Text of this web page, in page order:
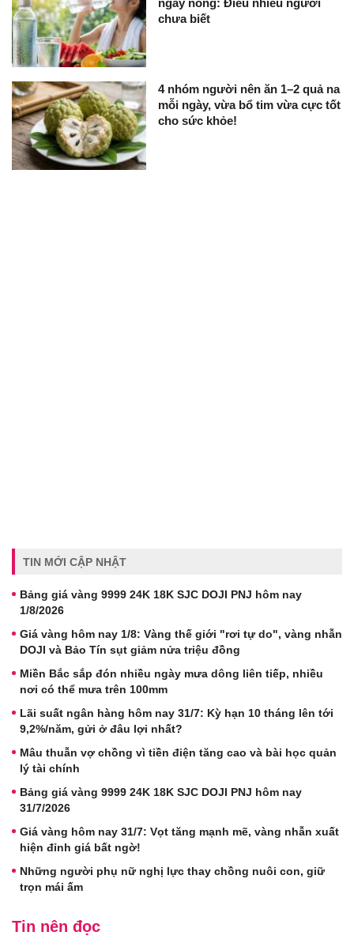
chưa biết
4 nhóm người nên ăn 1–2 quả na
mỗi ngày, vừa bổ tim vừa cực tốt
cho sức khỏe!
TIN MỚI CẬP NHẬT
Bảng giá vàng 9999 24K 18K SJC DOJI PNJ hôm nay
1/8/2026
Giá vàng hôm nay 1/8: Vàng thế giới "rơi tự do", vàng nhẫn
DOJI và Bảo Tín sụt giảm nửa triệu đồng
Miền Bắc sắp đón nhiều ngày mưa dông liên tiếp, nhiều
nơi có thể mưa trên 100mm
Lãi suất ngân hàng hôm nay 31/7: Kỳ hạn 10 tháng lên tới
9,2%/năm, gửi ở đâu lợi nhất?
Mâu thuẫn vợ chồng vì tiền điện tăng cao và bài học quản
lý tài chính
Bảng giá vàng 9999 24K 18K SJC DOJI PNJ hôm nay
31/7/2026
Giá vàng hôm nay 31/7: Vọt tăng mạnh mẽ, vàng nhẫn xuất
hiện đỉnh giá bất ngờ!
Những người phụ nữ nghị lực thay chồng nuôi con, giữ
trọn mái ấm
Tin nên đọc